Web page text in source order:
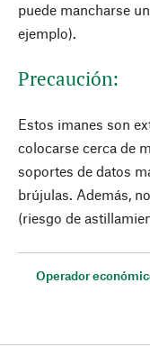
puede mancharse
ejemplo).
Precaución:
Estos imanes son
colocarse cerca de
soportes de datos
brújulas. Además,
(riesgo de
Operador